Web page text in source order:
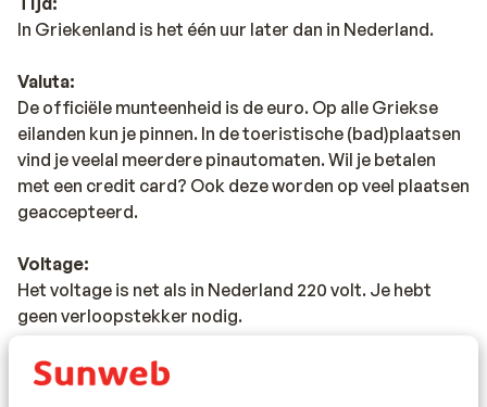
In Griekenland is het één uur later dan in Nederland.
Valuta:
De officiële munteenheid is de euro. Op alle Griekse
eilanden kun je pinnen. In de toeristische (bad)plaatsen
vind je veelal meerdere pinautomaten. Wil je betalen
met een credit card? Ook deze worden op veel plaatsen
geaccepteerd.
Voltage:
Het voltage is net als in Nederland 220 volt. Je hebt
geen verloopstekker nodig.
Reisdocumenten: